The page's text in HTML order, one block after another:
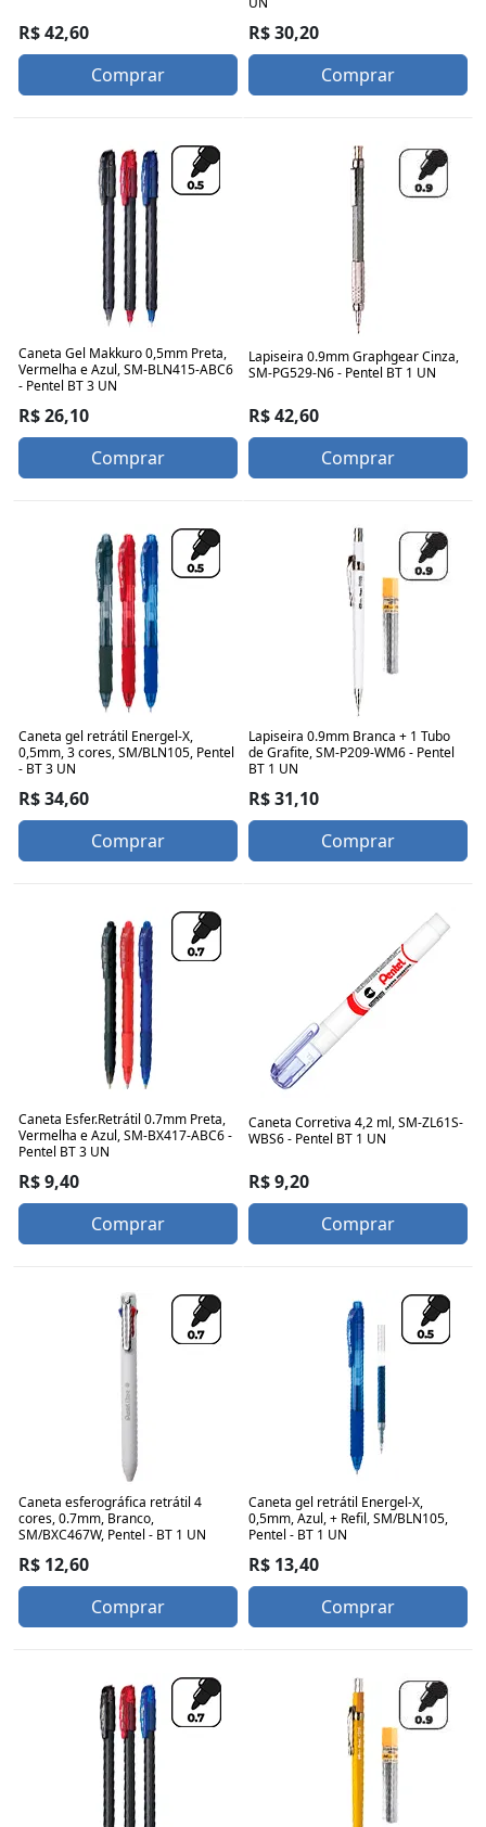
R$ 42,60
Comprar
R$ 30,20
Comprar
Caneta Gel Makkuro 0,5mm Preta,
Vermelha e Azul, SM-BLN415-ABC6
- Pentel BT 3 UN
R$ 26,10
Comprar
Lapiseira 0.9mm Graphgear Cinza,
SM-PG529-N6 - Pentel BT 1 UN
R$ 42,60
Comprar
Caneta gel retrátil Energel-X,
0,5mm, 3 cores, SM/BLN105, Pentel
- BT 3 UN
R$ 34,60
Comprar
Lapiseira 0.9mm Branca + 1 Tubo
de Grafite, SM-P209-WM6 - Pentel
BT 1 UN
R$ 31,10
Comprar
Caneta Esfer.Retrátil 0.7mm Preta,
Vermelha e Azul, SM-BX417-ABC6 -
Pentel BT 3 UN
R$ 9,40
Comprar
Caneta Corretiva 4,2 ml, SM-ZL61S-
WBS6 - Pentel BT 1 UN
R$ 9,20
Comprar
Caneta esferográfica retrátil 4
cores, 0.7mm, Branco,
SM/BXC467W, Pentel - BT 1 UN
R$ 12,60
Comprar
Caneta gel retrátil Energel-X,
0,5mm, Azul, + Refil, SM/BLN105,
Pentel - BT 1 UN
R$ 13,40
Comprar